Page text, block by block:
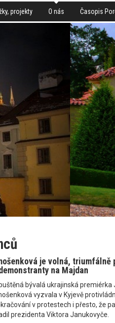
projekty O nás Časopis
je volná, triumfálně
na Majdan
bývalá ukrajinská premiérka
vyzvala v Kyjevě
v protestech i přesto, že
prezidenta Viktora Janukovyče.